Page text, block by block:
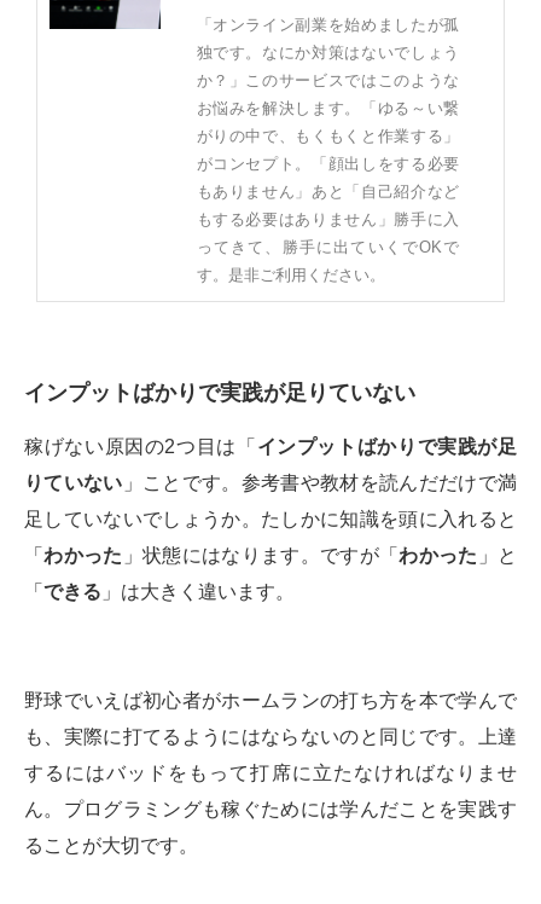
「オンライン副業を始めましたが孤
独です。なにか対策はないでしょう
か？」このサービスではこのような
お悩みを解決します。「ゆる～い繋
がりの中で、もくもくと作業する」
がコンセプト。「顔出しをする必要
もありません」あと「自己紹介など
もする必要はありません」勝手に入
ってきて、勝手に出ていくでOKで
す。是非ご利用ください。
インプットばかりで実践が足りていない
稼げない原因の2つ目は「 インプットばかりで実践が足
りていない 」ことです。参考書や教材を読んだだけで満
足していないでしょうか。たしかに知識を頭に入れると
「わかった 」状態にはなります。ですが「わかった 」と
「 できる 」は大きく違います。
野球でいえば初心者がホームランの打ち方を本で学んで
も、実際に打てるようにはならないのと同じです。上達
するにはバッドをもって打席に立たなければなりませ
ん。プログラミングも稼ぐためには学んだことを実践す
ることが大切です。